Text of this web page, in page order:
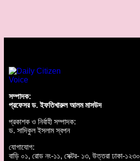
সম্পাদক:
প্রফেসর ড. ইফতিখারুল আলম মাসউদ
প্রকাশক ও নির্বাহী সম্পাদক:
ড. সাদিকুল ইসলাম স্বপন
যোগাযোগ:
বাড়ি ০১, রোড নং-১১, সেক্টর- ১৩, উত্তরা ঢাকা-১২৩০